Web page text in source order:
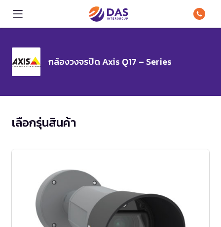
กล้องวงจรปิด Axis Q17 – Series
เลือกรุ่นสินค้า